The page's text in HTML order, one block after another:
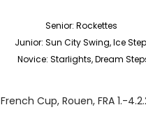
Senior: Rockettes
Junior: Sun City Swing, Ice
Novice: Starlights, Dream
French Cup, Rouen, FRA 1.-